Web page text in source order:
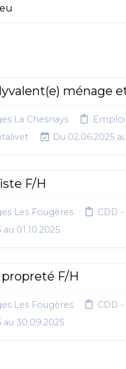
ménage
La Chesnays
Du 02.06.2025
F/H
Les Fougères CDD
au 01.10.2025
F/H
Les Fougères CDD
au 30.09.2025